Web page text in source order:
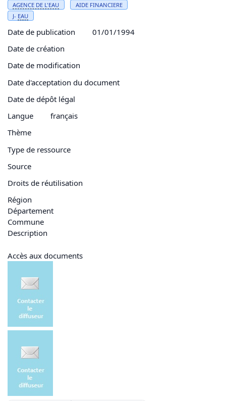
AGENCE DE L'EAU
AIDE FINANCIERE
J- EAU
Date de publication
01/01/1994
Date de création
Date de modification
Date d'acceptation du document
Date de dépôt légal
Langue
français
Thème
Type de ressource
Source
Droits de réutilisation
Région
Département
Commune
Description
Accès aux documents